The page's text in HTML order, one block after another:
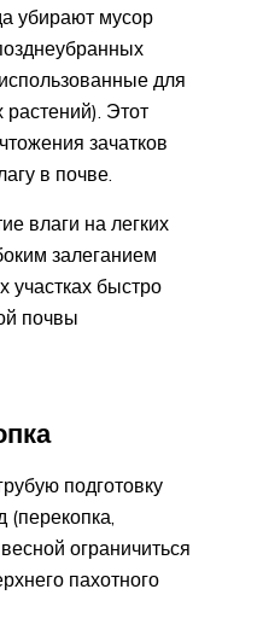
убирают мусор
для
Этот
зачатков
в почве.
влаги на легких
залеганием
участках быстро
почвы
подготовку
ограничиться
пахотного